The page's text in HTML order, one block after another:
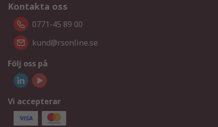
Kontakta oss
0771-45 89 00
kund@rsonline.se
Följ oss på
Vi accepterar